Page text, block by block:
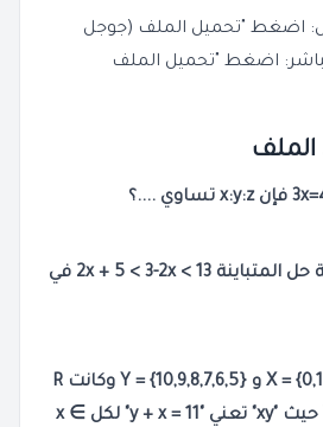
اضغط "تحميل الملف (جوجل
اضغط "تحميل الملف
س: أوجد مجموعة حل المتباينة 13 > 2x + 5 < 3-2x في
س: إذا كانت {0,1,2,3} = X و {10,9,8,7,6,5} = Y وكانت R
علاقة من X إلى Y حيث "xy" تعني "y + x = 11" لكل x ∈